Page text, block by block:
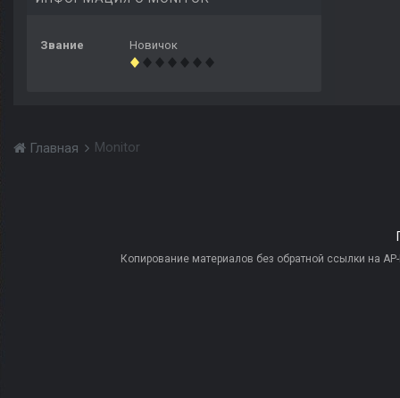
Звание Новичок
Главная Monitor
Копирование материалов без обратной ссылки на